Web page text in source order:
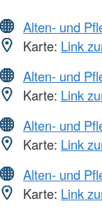
Alten- und
Karte: Link
Alten- und
Karte: Link
Alten- und
Karte: Link
Alten- und
Karte: Link